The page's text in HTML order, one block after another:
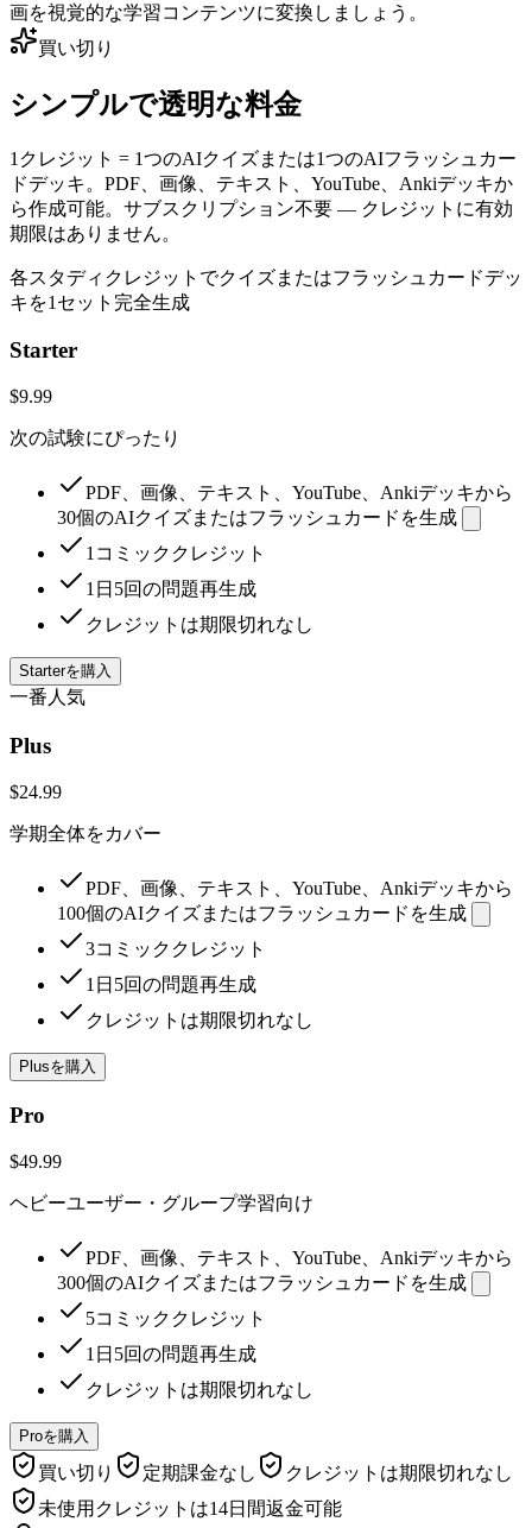
画を視覚的な学習コンテンツに変換しましょう。
買い切り
シンプルで透明な料金
1クレジット = 1つのAIクイズまたは1つのAIフラッシュカー
ドデッキ。PDF、画像、テキスト、YouTube、Ankiデッキか
ら作成可能。サブスクリプション不要 — クレジットに有効
期限はありません。
各スタディクレジットでクイズまたはフラッシュカードデッ
キを1セット完全生成
Starter
$9.99
次の試験にぴったり
PDF、画像、テキスト、YouTube、Ankiデッキから
30個のAIクイズまたはフラッシュカードを生成
1コミッククレジット
1日5回の問題再生成
クレジットは期限切れなし
Starterを購入
一番人気
Plus
$24.99
学期全体をカバー
PDF、画像、テキスト、YouTube、Ankiデッキから
100個のAIクイズまたはフラッシュカードを生成
3コミッククレジット
1日5回の問題再生成
クレジットは期限切れなし
Plusを購入
Pro
$49.99
ヘビーユーザー・グループ学習向け
PDF、画像、テキスト、YouTube、Ankiデッキから
300個のAIクイズまたはフラッシュカードを生成
5コミッククレジット
1日5回の問題再生成
クレジットは期限切れなし
Proを購入
買い切り 定期課金なし
クレジットは期限切れなし
未使用クレジットは14日間返金可能